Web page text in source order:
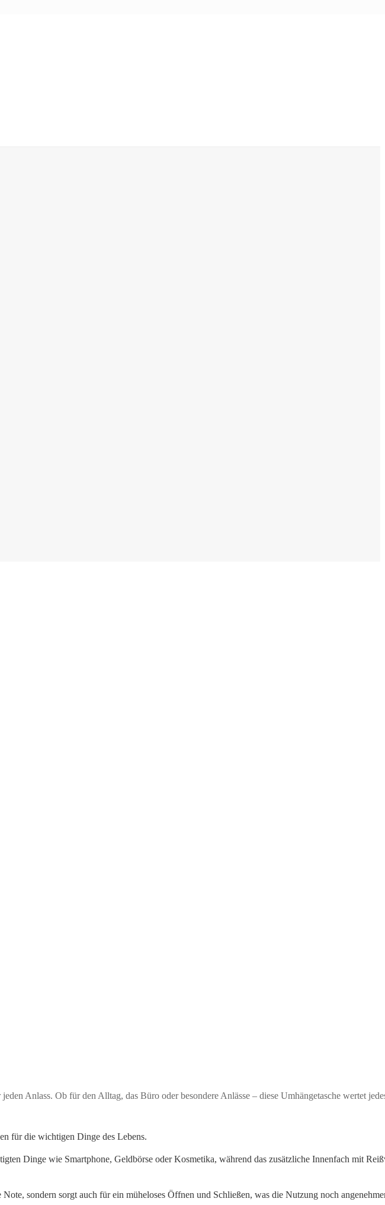
Anlass. Ob für den Alltag, das Büro oder besondere Anlässe – diese Umhängetasche wertet
für die wichtigen Dinge des Lebens.
Dinge wie Smartphone, Geldbörse oder Kosmetika, während das zusätzliche Innenfach mit
sondern sorgt auch für ein müheloses Öffnen und Schließen, was die Nutzung noch